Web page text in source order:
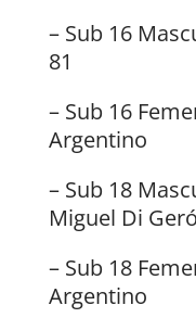
– Sub 16
81
– Sub 16
Argentino
– Sub 18
Miguel Di
– Sub 18
Argentino